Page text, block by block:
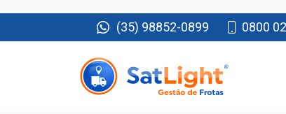
(35) 98852-0899 0800